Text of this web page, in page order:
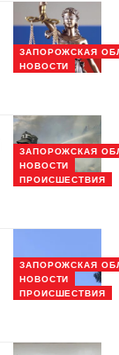
ЗАПОРОЖСКАЯ
НОВОСТИ
ЗАПОРОЖСКАЯ
НОВОСТИ
ПРОИСШЕСТВИЯ
ЗАПОРОЖСКАЯ
НОВОСТИ
ПРОИСШЕСТВИЯ